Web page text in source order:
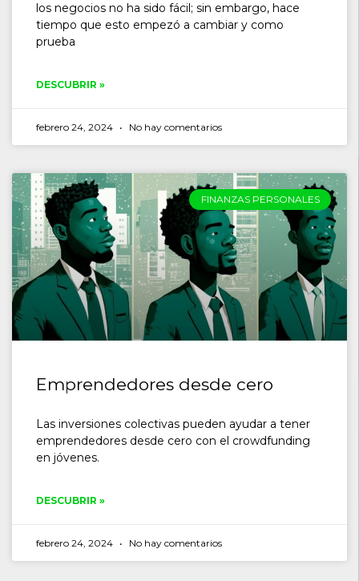
los negocios no ha sido fácil; sin embargo, hace
tiempo que esto empezó a cambiar y como
prueba
DESCUBRIR »
febrero 24, 2024 No hay comentarios
FINANZAS PERSONALES
Emprendedores desde cero
Las inversiones colectivas pueden ayudar a tener
emprendedores desde cero con el crowdfunding
en jóvenes.
DESCUBRIR »
febrero 24, 2024 No hay comentarios